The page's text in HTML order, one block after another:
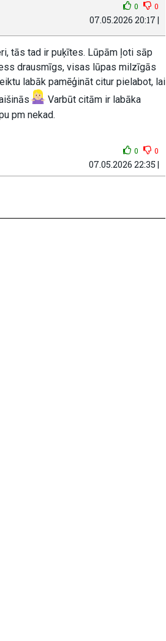
0 0
07.05.2026 20:17 |
tās tad ir puķītes. Lūpām ļoti sāp
drausmīgs, visas lūpas milzīgās
labāk pamēģināt citur pielabot, lai
Varbūt citām ir labāka
pm nekad.
0 0
07.05.2026 22:35 |